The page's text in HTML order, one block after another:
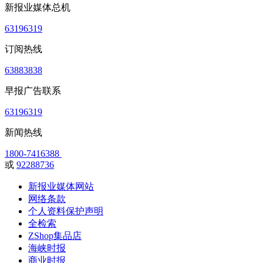
新报业媒体总机
63196319
订阅热线
63883838
早报广告联系
63196319
新闻热线
1800-7416388
或 92288736
新报业媒体网站
网络条款
个人资料保护声明
全检索
ZShop集品店
海峡时报
商业时报